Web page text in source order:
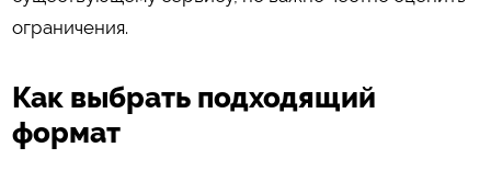
ограничения.
Как выбрать подходящий
формат